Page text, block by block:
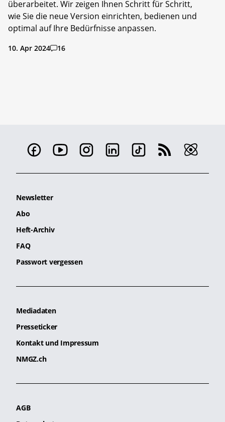
überarbeitet. Wir zeigen Ihnen Schritt für Schritt,
wie Sie die neue Version einrichten, bedienen und
optimal auf Ihre Bedürfnisse anpassen.
10. Apr 2024 16
Newsletter
Abo
Heft-Archiv
FAQ
Passwort vergessen
Mediadaten
Presseticker
Kontakt und Impressum
NMGZ.ch
AGB